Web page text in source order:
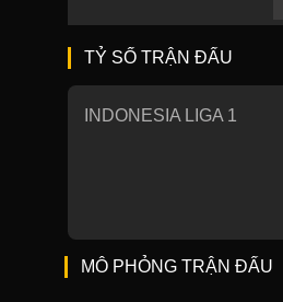
TỶ SỐ TRẬN ĐẤU
INDONESIA LIGA 1
MÔ PHỎNG TRẬN ĐẤU